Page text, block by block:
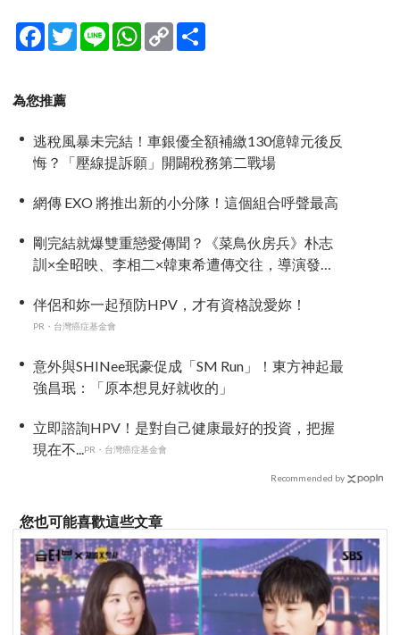
Facebook
TwitterLine WhatsApp
Copy
Link
為您推薦
逃稅風暴未完結！車銀優全額補繳130億韓元後反
悔？「壓線提訴願」開闢稅務第二戰場
網傳 EXO 將推出新的小分隊！這個組合呼聲最高
剛完結就爆雙重戀愛傳聞？《菜鳥伙房兵》朴志
訓×全昭映、李相二×韓東希遭傳交往，導演發
伴侶和妳一起預防HPV，才有資格說愛妳！
PR・台灣癌症基金會
意外與SHINee珉豪促成「SM Run」！東方神起最
強昌珉：「原本想見好就收的」
立即諮詢HPV！是對自己健康最好的投資，把握
現在不...PR・台灣癌症基金會
Recommended by
您也可能喜歡這些文章